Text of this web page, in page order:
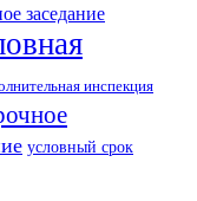
заседание
инспекция
условный срок